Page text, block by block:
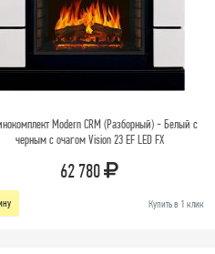
Modern CRM (Разборный) - Белый с
черным с очагом Vision 23 EF LED FX
62 780
Купить в 1 клик